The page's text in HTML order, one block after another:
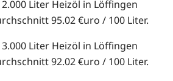
Liter Heizöl in Löffingen
95.02 €uro / 100 Liter.
Liter Heizöl in Löffingen
92.02 €uro / 100 Liter.